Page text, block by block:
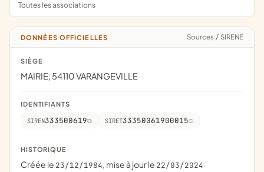
Toutes les associations
DONNÉES OFFICIELLES Sources / SIRENE
SIÈGE
MAIRIE, 54110 VARANGEVILLE
IDENTIFIANTS
SIREN333500619 SIRET33350061900015
HISTORIQUE
Créée le 23/12/1984, mise à jour le 22/03/2024